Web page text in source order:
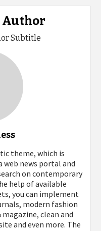
Author
Subtitle
theme, which is
web news portal and
on contemporary
help of available
you can implement
modern fashion
clean and
and even more. The